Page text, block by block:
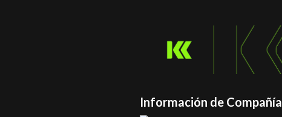
Información de Compañía